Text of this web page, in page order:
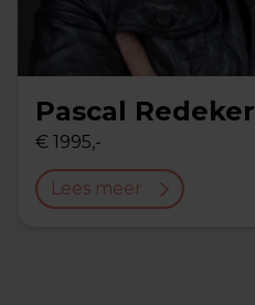
Pascal Redeker
€ 1995,-
Lees meer